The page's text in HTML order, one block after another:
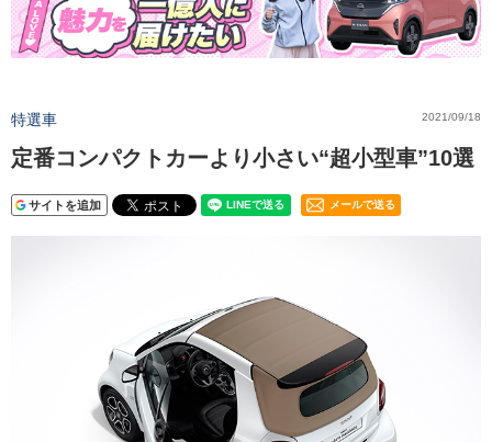
特選車 2021/09/18
定番コンパクトカーより小さい“超小型車”10選
サイトを追加 メールで送る